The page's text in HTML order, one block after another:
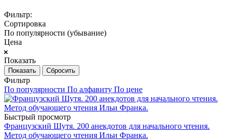
Фильтр:
Сортировка
По популярности (убывание)
Цена
Показать
Сбросить
Фильтр
По популярности По алфавиту По цене
Быстрый просмотр
Французский Шутя. 200 анекдотов для начального чтения.
Метод обучающего чтения Ильи Франка.